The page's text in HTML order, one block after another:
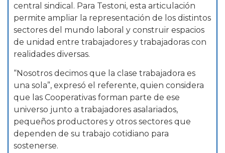
central sindical. Para Testoni, esta articulación
permite ampliar la representación de los distintos
sectores del mundo laboral y construir espacios
de unidad entre trabajadores y trabajadoras con
realidades diversas.
“Nosotros decimos que la clase trabajadora es
una sola”, expresó el referente, quien considera
que las Cooperativas forman parte de ese
universo junto a trabajadores asalariados,
pequeños productores y otros sectores que
dependen de su trabajo cotidiano para
sostenerse.